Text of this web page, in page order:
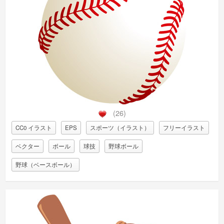
(26)
CC0 イラスト EPS スポーツ（イラスト） フリーイラスト
ベクター ボール 球技 野球ボール
野球（ベースボール）